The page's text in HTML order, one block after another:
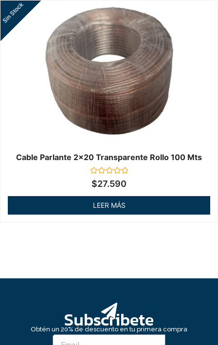
Cable Parlante 2x20 Transparente Rollo 100 Mts
Valorado
en
de
Sin Stock
$27.590
LEER MÁS
Subscribete
Obtén un 20% de descuento en tu primera compra